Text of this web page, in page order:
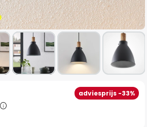
adviesprijs -33%